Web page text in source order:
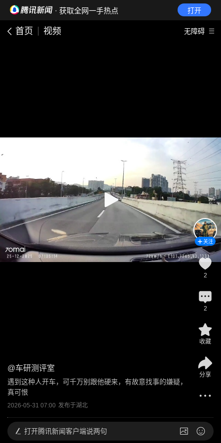
· 获取全网一手热点 打开
首页 视频 无障碍
@车研测评室
遇到这种人开车，可千万别跟他硬来，有故意找事的嫌疑，
真可恨
2026-05-31 07:00 发布于湖北
关注
2
2
收藏
分享
打开腾讯新闻客户端说两句